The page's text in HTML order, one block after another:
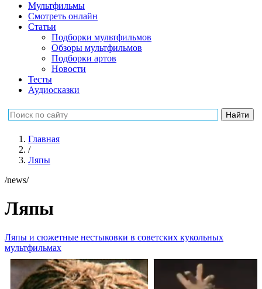
Мультфильмы
Смотреть онлайн
Статьи
Подборки мультфильмов
Обзоры мультфильмов
Подборки артов
Новости
Тесты
Аудиосказки
Главная
/
Ляпы
/news/
Ляпы
Ляпы и сюжетные нестыковки в советских кукольных
мультфильмах